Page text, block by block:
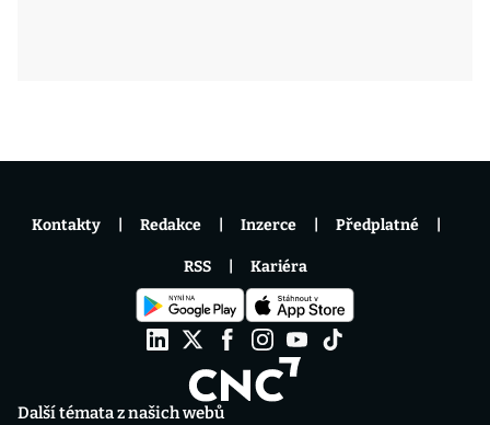
Další témata z našich webů
Kontakty Redakce Inzerce Předplatné
RSS Kariéra